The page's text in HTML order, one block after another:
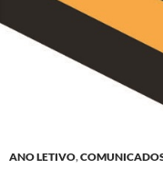
ANO LETIVO,